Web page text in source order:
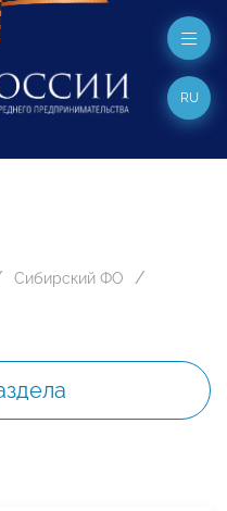
RU
Сибирский ФО